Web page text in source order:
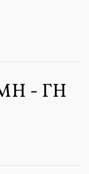
- ΓΗ